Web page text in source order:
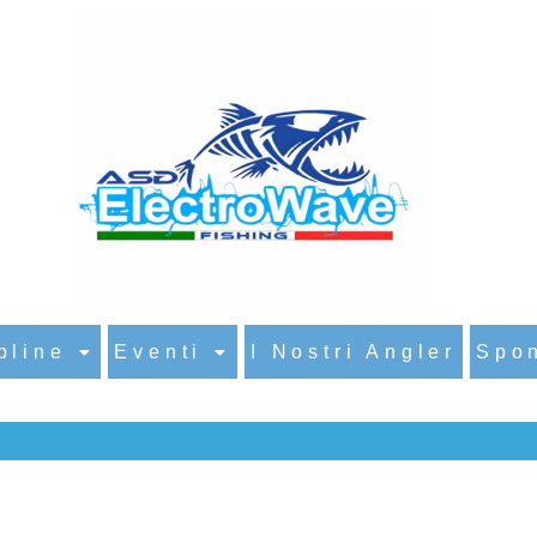
Eventi I Nostri Angler
HOME › SEPPIA DAY 2025
Seppia Day 2025